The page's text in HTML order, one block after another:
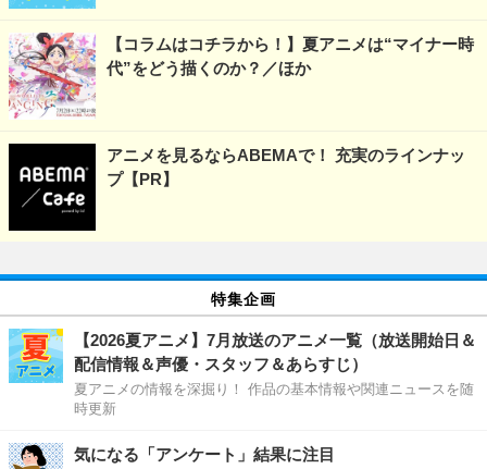
【コラムはコチラから！】夏アニメは“マイナー時
代”をどう描くのか？／ほか
アニメを見るならABEMAで！ 充実のラインナッ
プ【PR】
特集企画
【2026夏アニメ】7月放送のアニメ一覧（放送開始日＆
配信情報＆声優・スタッフ＆あらすじ）
夏アニメの情報を深掘り！ 作品の基本情報や関連ニュースを随
時更新
気になる「アンケート」結果に注目